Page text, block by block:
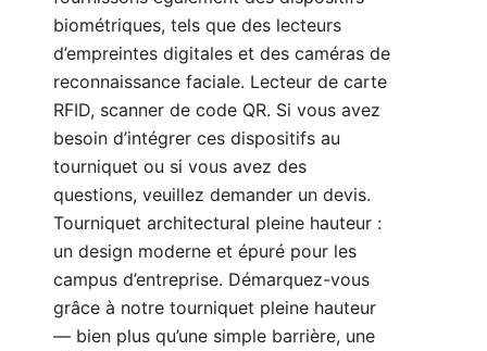
biométriques, tels que des lecteurs
d’empreintes digitales et des caméras de
reconnaissance faciale. Lecteur de carte
RFID, scanner de code QR. Si vous avez
besoin d’intégrer ces dispositifs au
tourniquet ou si vous avez des
questions, veuillez demander un devis.
Tourniquet architectural pleine hauteur :
un design moderne et épuré pour les
campus d’entreprise. Démarquez-vous
grâce à notre tourniquet pleine hauteur
— bien plus qu’une simple barrière, une